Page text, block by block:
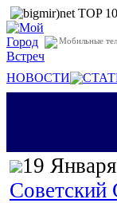
Мобильные
НОВОСТИ
19
Советский